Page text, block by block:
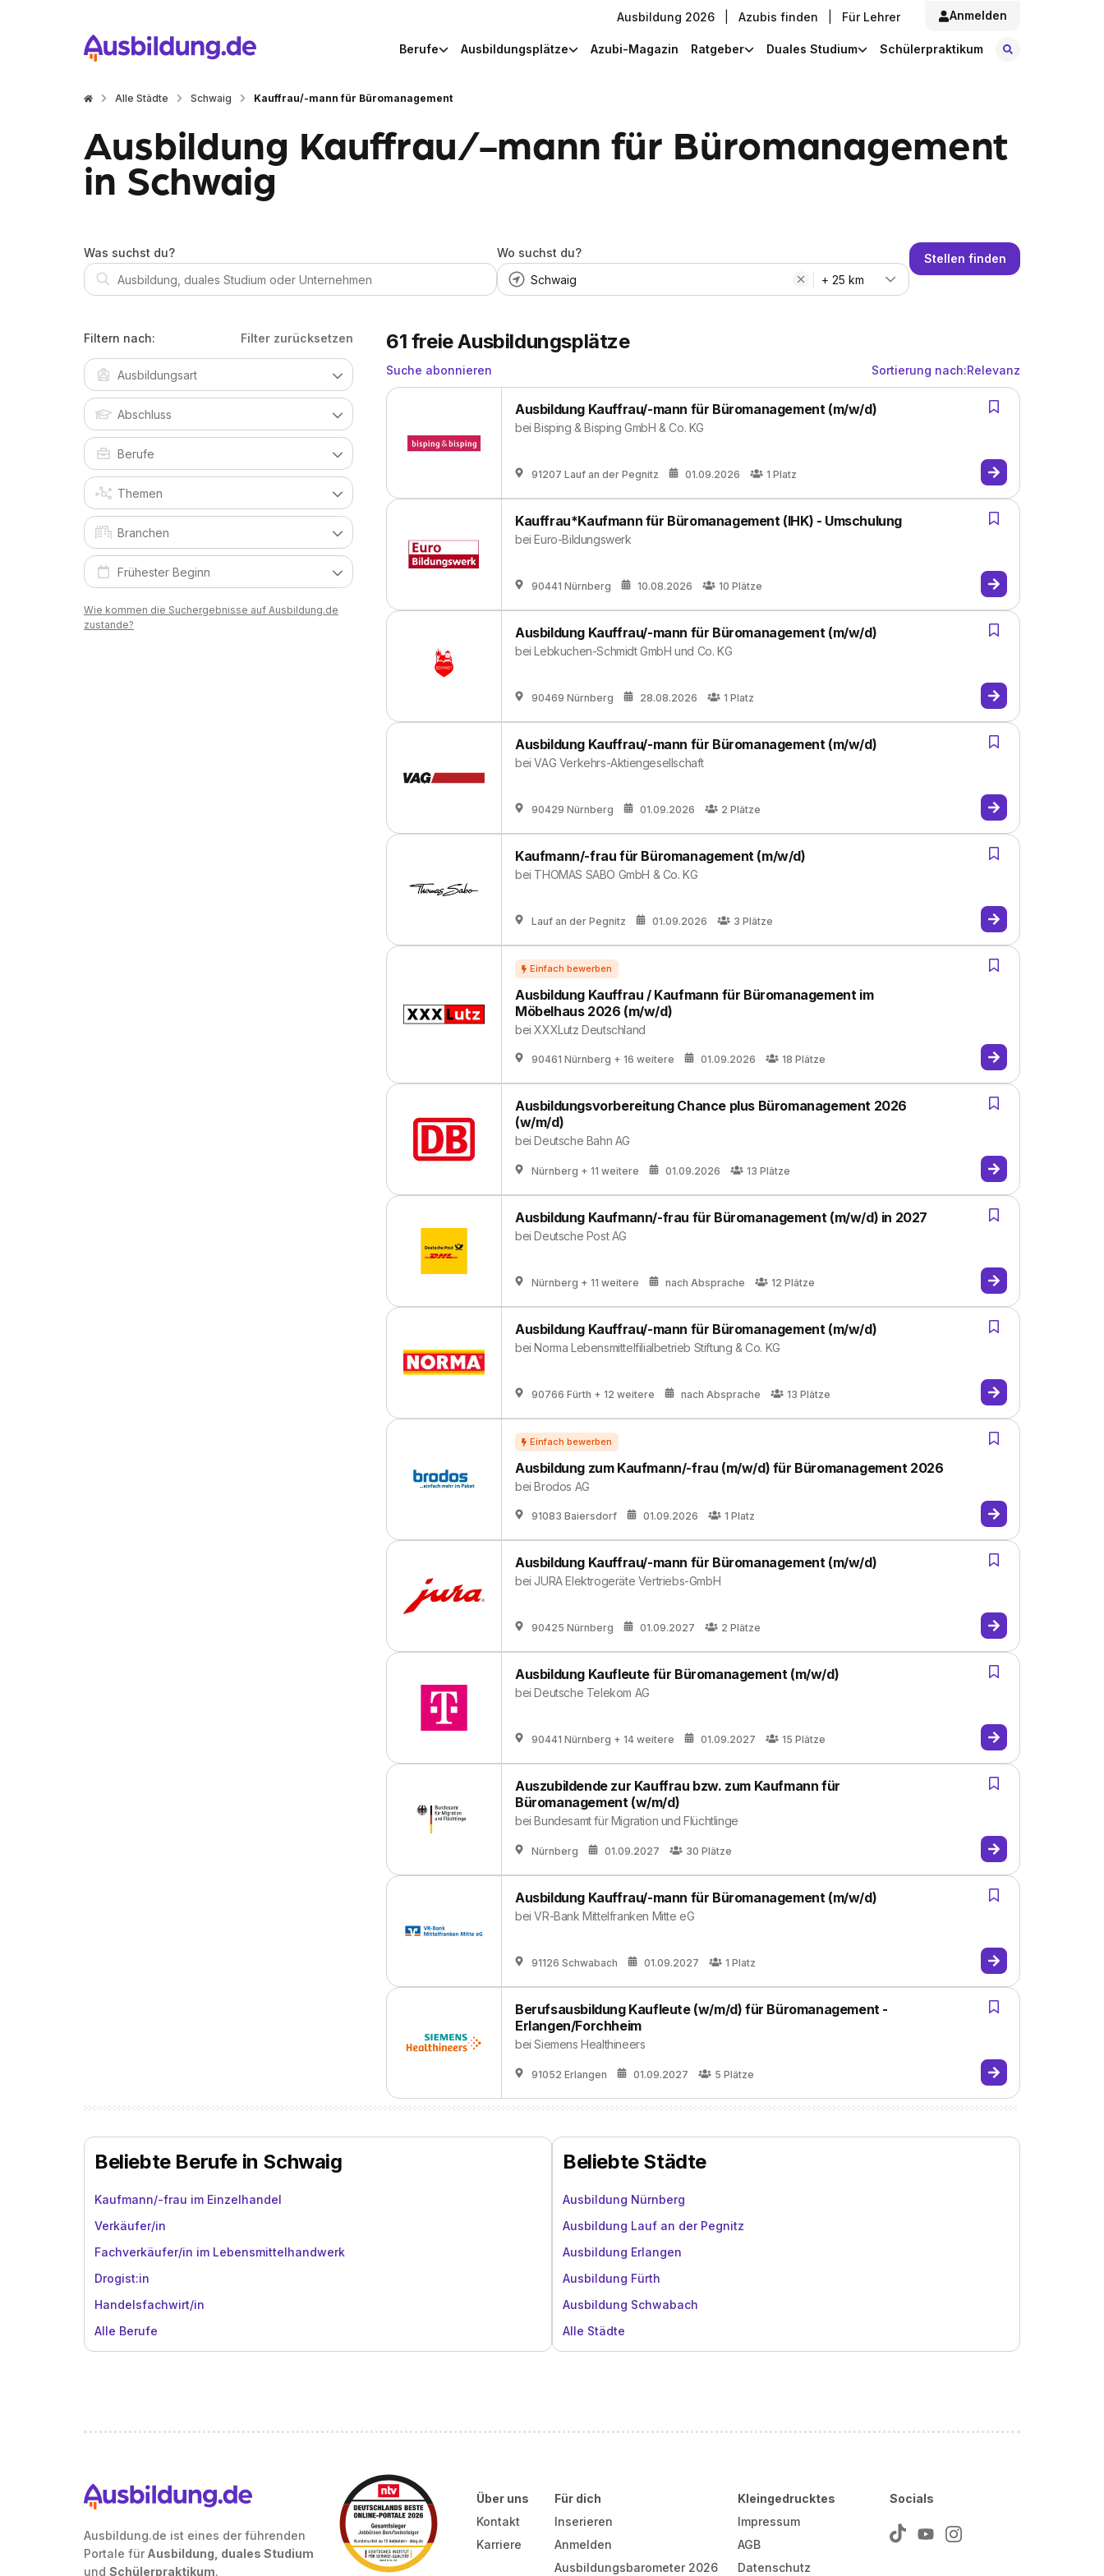
Ausbildung 2026 Azubis finden Für Lehrer Anmelden
Berufe Ausbildungsplätze Azubi-Magazin Ratgeber Duales Studium Schülerpraktikum
Alle Städte Schwaig Kauffrau/-mann für Büromanagement
Ausbildung Kauffrau/-mann für Büromanagement
in Schwaig
Was suchst du?
Wo suchst du?
+ 25 km
Stellen finden
Filtern nach: Filter zurücksetzen
Wie kommen die Suchergebnisse auf Ausbildung.de
zustande?
61 freie Ausbildungsplätze
Suche abonnieren Sortierung nach:Relevanz
Ausbildung Kauffrau/-mann für Büromanagement (m/w/d)
beiBisping & Bisping GmbH & Co. KG
91207 Lauf an der Pegnitz 01.09.2026 1 Platz
Kauffrau*Kaufmann für Büromanagement (IHK) - Umschulung
beiEuro-Bildungswerk
90441 Nürnberg 10.08.2026 10 Plätze
Ausbildung Kauffrau/-mann für Büromanagement (m/w/d)
beiLebkuchen-Schmidt GmbH und Co. KG
90469 Nürnberg 28.08.2026 1 Platz
Ausbildung Kauffrau/-mann für Büromanagement (m/w/d)
beiVAG Verkehrs-Aktiengesellschaft
90429 Nürnberg 01.09.2026 2 Plätze
Kaufmann/-frau für Büromanagement (m/w/d)
bei THOMAS SABO GmbH & Co. KG
Lauf an der Pegnitz 01.09.2026 3 Plätze
Ausbildung Kauffrau / Kaufmann für Büromanagement im
Möbelhaus 2026 (m/w/d)
beiXXXLutz Deutschland
90461 Nürnberg + 16 weitere 01.09.2026 18 Plätze
Ausbildungsvorbereitung Chance plus Büromanagement 2026
(w/m/d)
beiDeutsche Bahn AG
Nürnberg + 11 weitere 01.09.2026 13 Plätze
Ausbildung Kaufmann/-frau für Büromanagement (m/w/d) in 2027
beiDeutsche Post AG
Nürnberg + 11 weitere nach Absprache 12 Plätze
Ausbildung Kauffrau/-mann für Büromanagement (m/w/d)
beiNorma Lebensmittelfilialbetrieb Stiftung & Co. KG
90766 Fürth + 12 weitere nach Absprache 13 Plätze
Ausbildung zum Kaufmann/-frau (m/w/d) für Büromanagement 2026
beiBrodos AG
91083 Baiersdorf 01.09.2026 1 Platz
Ausbildung Kauffrau/-mann für Büromanagement (m/w/d)
bei JURA Elektrogeräte Vertriebs-GmbH
90425 Nürnberg 01.09.2027 2 Plätze
Ausbildung Kaufleute für Büromanagement (m/w/d)
beiDeutsche Telekom AG
90441 Nürnberg + 14 weitere 01.09.2027 15 Plätze
Auszubildende zur Kauffrau bzw. zum Kaufmann für
Büromanagement (w/m/d)
beiBundesamt für Migration und Flüchtlinge
Nürnberg 01.09.2027 30 Plätze
Ausbildung Kauffrau/-mann für Büromanagement (m/w/d)
beiVR-Bank Mittelfranken Mitte eG
91126 Schwabach 01.09.2027 1 Platz
Berufsausbildung Kaufleute (w/m/d) für Büromanagement -
Erlangen/Forchheim
beiSiemens Healthineers
91052 Erlangen 01.09.2027 5 Plätze
Beliebte Berufe in Schwaig
Kaufmann/-frau im Einzelhandel
Verkäufer/in
Fachverkäufer/in im Lebensmittelhandwerk
Drogist:in
Handelsfachwirt/in
Alle Berufe
Beliebte Städte
Ausbildung Nürnberg
Ausbildung Lauf an der Pegnitz
Ausbildung Erlangen
Ausbildung Fürth
Ausbildung Schwabach
Alle Städte
Ausbildung.de ist eines der führenden
Portale für Ausbildung, duales Studium
und Schülerpraktikum.
Über uns
Kontakt
Karriere
Für dich
Inserieren
Anmelden
Ausbildungsbarometer 2026
Kleingedrucktes
Impressum
AGB
Datenschutz
Socials